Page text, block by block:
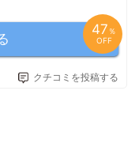
成分）アセチルヘキサペプ
アセチルテトラペプチ
キシプロピルアルギニン
修成分】ジラウロイルグ
成分）【3種のシードオイ
47 ％
OFF
クチコミを投稿する